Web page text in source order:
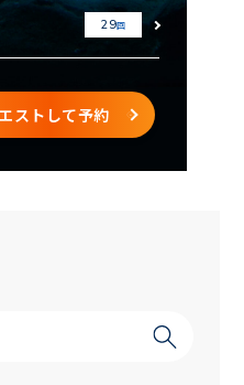
29回
ストして予約